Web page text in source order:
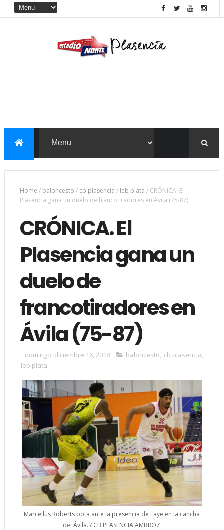
Home / baloncesto / cb plasencia / leb plata / CRÓNICA. El
Plasencia gana un duelo de francotiradores en Ávila (75-87)
CRÓNICA. El
Plasencia gana un
duelo de
francotiradores en
Ávila (75-87)
domingo, diciembre 16, 2018 baloncesto, cb plasencia,
leb plata
Marcellus Roberts bota ante la presencia de Faye en la cancha
del Ávila. / CB PLASENCIA AMBROZ